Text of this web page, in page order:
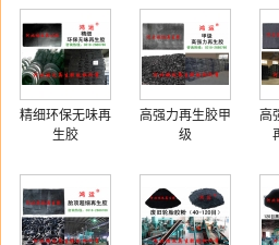
精细环保无味再
生胶
高强力再生胶甲
级
高